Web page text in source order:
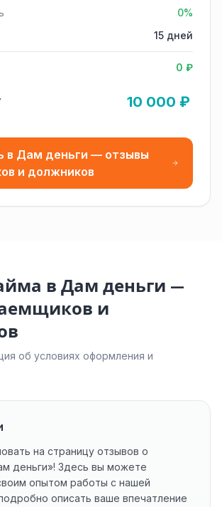
0%
15 дней
0 ₽
10 000 ₽
в Дам деньги — отзывы
и должников
в Дам деньги —
и
об условиях оформления и
на страницу отзывов о
деньги»! Здесь вы можете
опытом работы с нашей
описать ваше впечатление